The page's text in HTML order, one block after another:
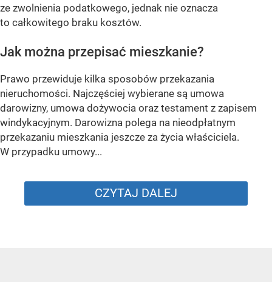
ze zwolnienia podatkowego, jednak nie oznacza
to całkowitego braku kosztów.
Jak można przepisać mieszkanie?
Prawo przewiduje kilka sposobów przekazania
nieruchomości. Najczęściej wybierane są umowa
darowizny, umowa dożywocia oraz testament z zapisem
windykacyjnym. Darowizna polega na nieodpłatnym
przekazaniu mieszkania jeszcze za życia właściciela.
W przypadku umowy...
CZYTAJ DALEJ